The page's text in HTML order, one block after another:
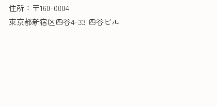
住所：〒160-0004
東京都新宿区四谷4-33 四谷ビル